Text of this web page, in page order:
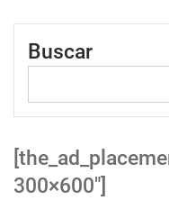
Buscar
300×600″]